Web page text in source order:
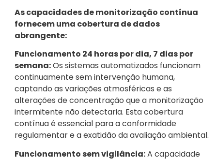
As capacidades de monitorização contínua
fornecem uma cobertura de dados
abrangente:
Funcionamento 24 horas por dia, 7 dias por
semana:Os sistemas automatizados funcionam
continuamente sem intervenção humana,
captando as variações atmosféricas e as
alterações de concentração que a monitorização
intermitente não detectaria. Esta cobertura
contínua é essencial para a conformidade
regulamentar e a exatidão da avaliação ambiental.
Funcionamento sem vigilância:A capacidade